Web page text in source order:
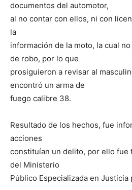
documentos del automotor,
al no contar con ellos, ni con
la
información de la moto, la cual
de robo, por lo que
prosiguieron a revisar al
encontró un arma de
fuego calibre 38.
Resultado de los hechos, fue
acciones
constituían un delito, por ello fue
del Ministerio
Público Especializada en Justicia